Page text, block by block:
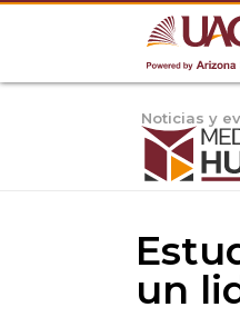
Noticias y
un